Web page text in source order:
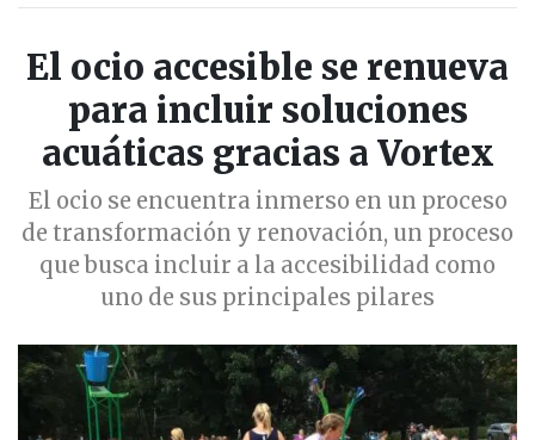
El ocio accesible se renueva
para incluir soluciones
acuáticas gracias a Vortex
El ocio se encuentra inmerso en un proceso
de transformación y renovación, un proceso
que busca incluir a la accesibilidad como
uno de sus principales pilares